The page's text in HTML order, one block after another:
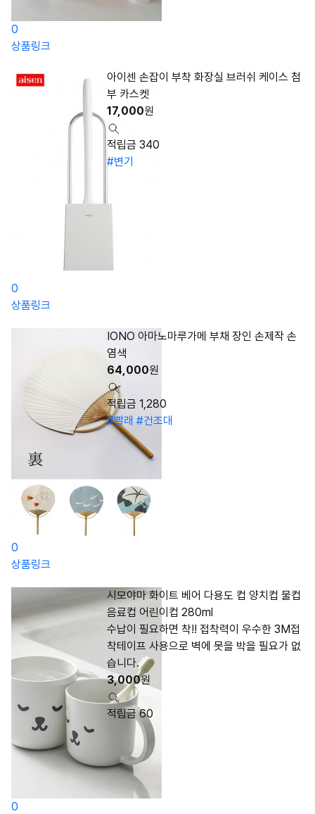
0
상품링크
0
아이센 손잡이 부착 화장실 브러쉬 케이스 첨
부 카스켓
17,000원
적립금 340
#변기
상품링크
0
IONO 아마노마루가메 부채 장인 손제작 손
염색
64,000원
적립금 1,280
#빨래 #건조대
상품링크
0
시모야마 화이트 베어 다용도 컵 양치컵 물컵
음료컵 어린이컵 280ml
수납이 필요하면 착!! 접착력이 우수한 3M접
착테이프 사용으로 벽에 못을 박을 필요가 없
습니다.
3,000원
적립금 60